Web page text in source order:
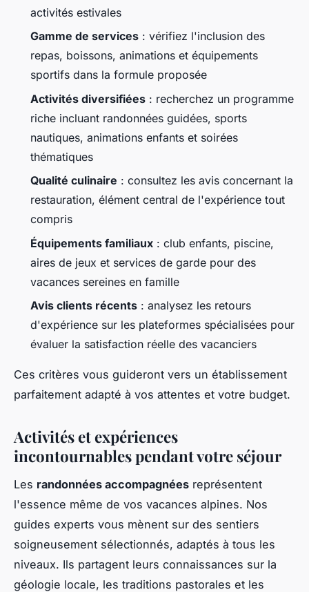
activités estivales
Gamme de services : vérifiez l'inclusion des
repas, boissons, animations et équipements
sportifs dans la formule proposée
Activités diversifiées : recherchez un programme
riche incluant randonnées guidées, sports
nautiques, animations enfants et soirées
thématiques
Qualité culinaire : consultez les avis concernant la
restauration, élément central de l'expérience tout
compris
Équipements familiaux : club enfants, piscine,
aires de jeux et services de garde pour des
vacances sereines en famille
Avis clients récents : analysez les retours
d'expérience sur les plateformes spécialisées pour
évaluer la satisfaction réelle des vacanciers
Ces critères vous guideront vers un établissement
parfaitement adapté à vos attentes et votre budget.
Activités et expériences
incontournables pendant votre séjour
Les randonnées accompagnées représentent
l'essence même de vos vacances alpines. Nos
guides experts vous mènent sur des sentiers
soigneusement sélectionnés, adaptés à tous les
niveaux. Ils partagent leurs connaissances sur la
géologie locale, les traditions pastorales et les